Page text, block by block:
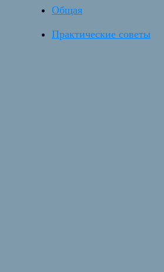
Общая
Практические советы